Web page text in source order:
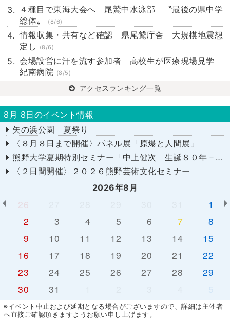
４種目で東海大会へ 尾鷲中水泳部 〝最後の県中学
総体〟
(8/6)
情報収集・共有など確認 県尾鷲庁舎 大規模地震想
定し
(8/6)
会場設営に汗を流す参加者 高校生が医療現場見学
紀南病院 (8/5)
アクセスランキング一覧
8月 8日のイベント情報
矢の浜公園 夏祭り
〈８月８日まで開催〉パネル展「原爆と人間展」
熊野大学夏期特別セミナー「中上健次 生誕８０年－時代へのまなざし－」
〈２日間開催〉２０２６熊野芸術文化セミナー
2026年8月
26
1
2
3 4 5 6 7
8
9
10 11 12 13 14
15
16
17 18 19 20 21
22
23
24 25 26 27 28
29
30
31 5
※イベント中止および延期となる場合がございますので、詳細は主催者
へ直接ご確認頂きますようお願い申し上げます。